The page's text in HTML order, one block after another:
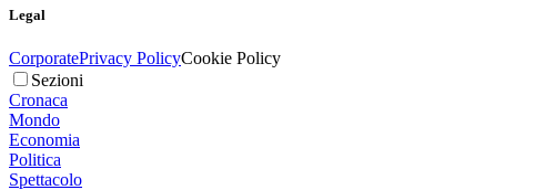
Legal
CorporatePrivacy PolicyCookie Policy
Sezioni
Cronaca
Mondo
Economia
Politica
Spettacolo